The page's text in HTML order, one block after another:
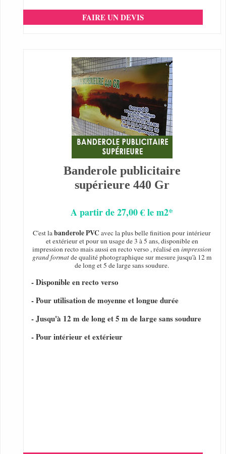
FAIRE UN DEVIS
Banderole publicitaire
supérieure 440 Gr
A partir de 27,00 € le m2*
C'est labanderole PVC avec la plus belle finition pour intérieur
et extérieur et pour un usage de 3 à 5 ans, disponible en
impression recto mais aussi en recto verso , réalisé enimpression
grand formatde qualité photographique sur mesure jusqu'à 12 m
de long et 5 de large sans soudure.
- Disponible en recto verso
- Pour utilisation de moyenne et longue durée
- Jusqu'à 12 m de long et 5 m de large sans soudure
- Pour intérieur et extérieur